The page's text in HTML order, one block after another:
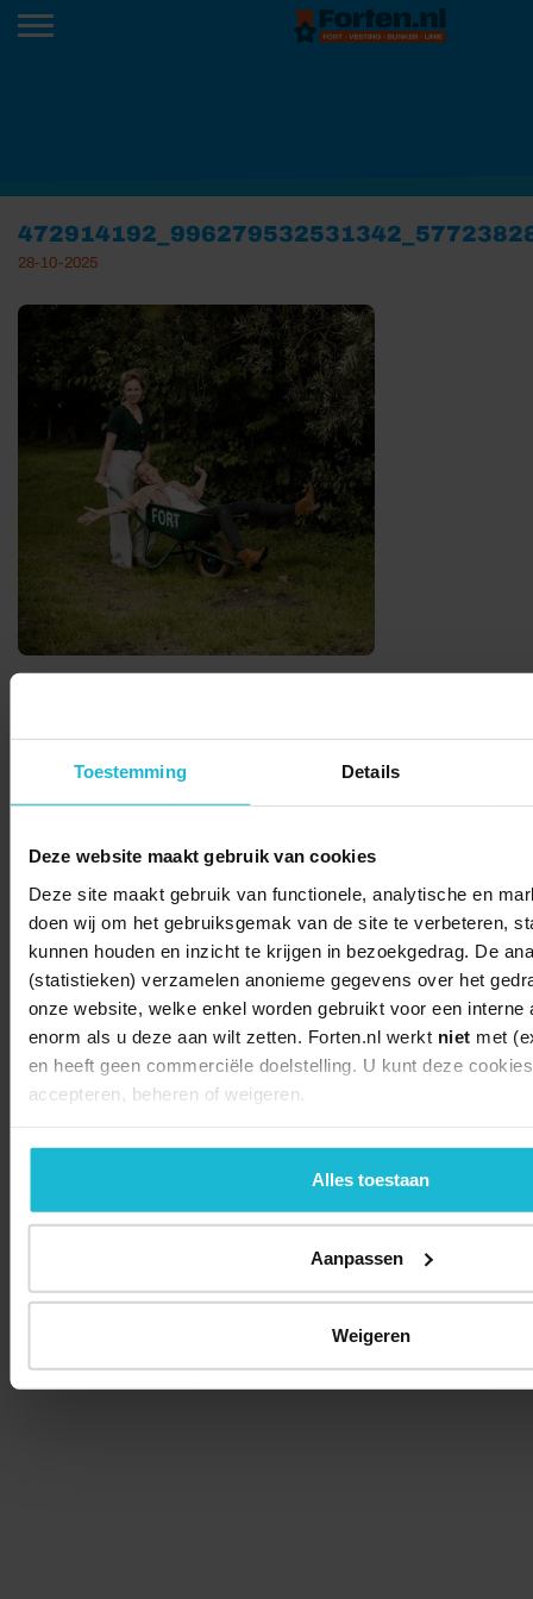
Toestemming Details
Deze website maakt gebruik van cookies
Deze site maakt gebruik van functionele, analytische en
doen wij om het gebruiksgemak van de site te verbeteren,
kunnen houden en inzicht te krijgen in bezoekgedrag. De
(statistieken) verzamelen anonieme gegevens over het
onze website, welke enkel worden gebruikt voor een interne
enorm als u deze aan wilt zetten. Forten.nl werkt niet met
en heeft geen commerciële doelstelling. U kunt deze
accepteren, beheren of weigeren.
Alles toestaan
Aanpassen
Weigeren
28-10-2025
Forten.nl wordt ondersteund door de